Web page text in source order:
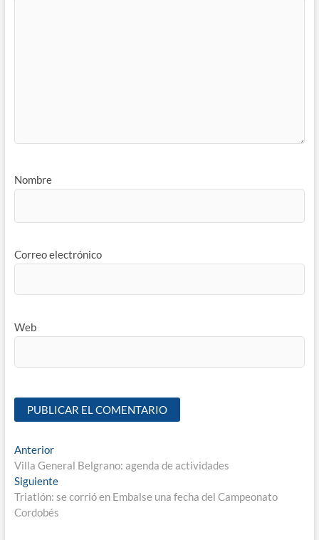
Nombre
Correo electrónico
Web
Anterior
Villa General Belgrano: agenda de actividades
Siguiente
Triatlón: se corrió en Embalse una fecha del Campeonato
Cordobés